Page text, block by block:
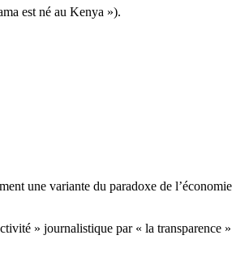
est né au Kenya »).
une variante du paradoxe de l’économie
» journalistique par « la transparence »